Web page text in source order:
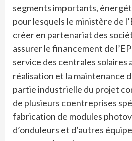
segments importants,
pour lesquels le ministère de
créer en partenariat des
assurer le financement de
service des centrales solaires
réalisation et la maintenance
partie industrielle du projet
de plusieurs coentreprises
fabrication de modules
d’onduleurs et d’autres